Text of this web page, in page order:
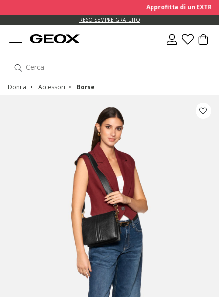
Approfitta di un EXTRA
RESO SEMPRE GRATUITO
Donna Accessori Borse